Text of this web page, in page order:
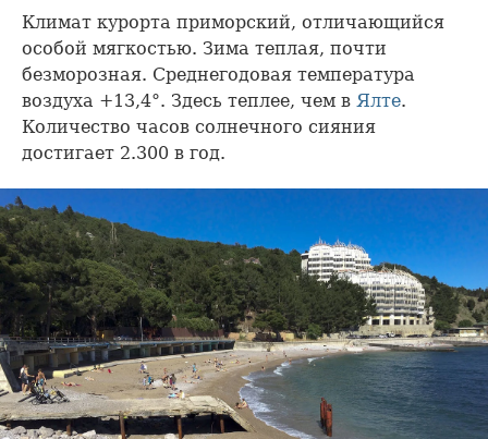
Климат курорта приморский, отличающийся
особой мягкостью. Зима теплая, почти
безморозная. Среднегодовая температура
воздуха +13,4°. Здесь теплее, чем в Ялте.
Количество часов солнечного сияния
достигает 2.300 в год.